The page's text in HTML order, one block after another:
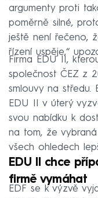
argumenty proti
poměrně silné,
ještě není řečeno,
řízení uspěje,“
Firma EDU II,
společnost ČEZ z
smlouvy na středu.
EDU II v úterý
svou nabídku k
na tom, že
všech ohledech
EDU II chce
firmě vymáhat
EDF se k výzvě